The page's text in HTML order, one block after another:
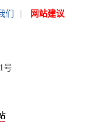
们 | 网站建议
号